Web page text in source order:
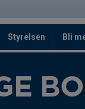
Styrelsen Bli